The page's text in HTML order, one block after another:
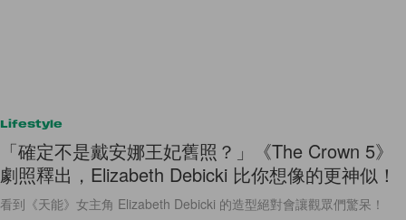
Lifestyle
「確定不是戴安娜王妃舊照？」《The Crown 5》
劇照釋出，Elizabeth Debicki 比你想像的更神似！
看到《天能》女主角 Elizabeth Debicki 的造型絕對會讓觀眾們驚呆！